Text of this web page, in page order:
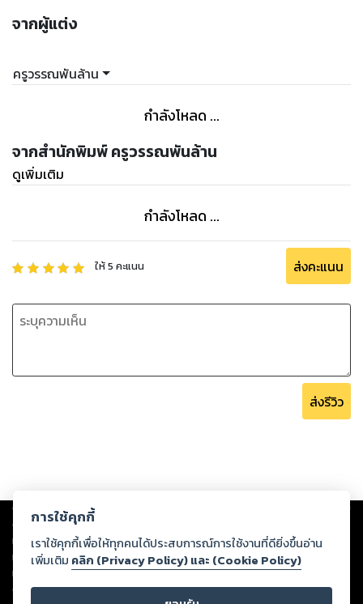
จากผู้แต่ง
ครูวรรณพันล้าน
กำลังโหลด ...
จากสำนักพิมพ์ ครูวรรณพันล้าน
ดูเพิ่มเติม
กำลังโหลด ...
ให้5 คะแนน ส่งคะแนน
ส่งรีวิว
Copyright © 2026
ต่อผลงานหรือเนื้อหาใดที่อัปโหลดผ่านเว็บไซต์และปรากฏว่าละเมิดสิทธิใน
ทรัพย์สินทางปัญญาของบุคคลอื่นหรือขัดต่อกฎหมายและศีลธรรม ดังนั้น ผู้อ่าน
ทุกท่านโปรดใช้วิจารณญาณในการกลั่นกรองด้วยตนเอง และหากท่านพบว่าส่วน
หนึ่งส่วนใดขัดต่อกฎหมายและศีลธรรม กรุณาแจ้งมายังบริษัท เพื่อทีมงานจะได้
ดำเนินการในทันที ทั้งนี้ ทางสตอรี่ล็อกขอสงวนลิขสิทธิ์ตามพระราชบัญญัติ
การใช้คุกกี้
เราใช้คุกกี้เพื่อให้ทุกคนได้ประสบการณ์การใช้งานที่ดียิ่งขึ้นอ่าน
เพิ่มเติม คลิก (Privacy Policy) และ (Cookie Policy)